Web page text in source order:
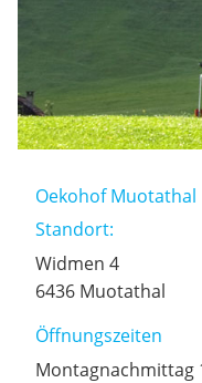
Oekohof Muotathal
Standort:
Widmen 4
6436 Muotathal
Öffnungszeiten
Montagnachmittag